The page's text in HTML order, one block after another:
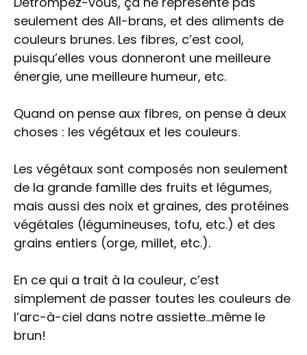
seulement des All-brans, et des aliments de
couleurs brunes. Les fibres, c’est cool,
puisqu’elles vous donneront une meilleure
énergie, une meilleure humeur, etc.
Quand on pense aux fibres, on pense à deux
choses : les végétaux et les couleurs.
Les végétaux sont composés non seulement
de la grande famille des fruits et légumes,
mais aussi des noix et graines, des protéines
végétales (légumineuses, tofu, etc.) et des
grains entiers (orge, millet, etc.).
En ce qui a trait à la couleur, c’est
simplement de passer toutes les couleurs de
l’arc-à-ciel dans notre assiette…même le
brun!